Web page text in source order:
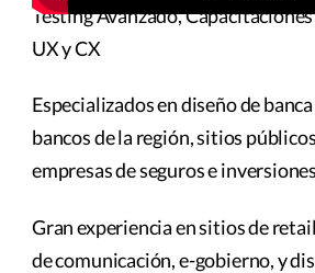
Testing Avanzado,
UX y CX
Especializados en diseño de
bancos de la región, sitios
empresas de seguros e
Gran experiencia en sitios de
de comunicación, e-gobierno, y